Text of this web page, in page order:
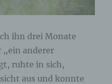
ihn drei Monate
„ein anderer
ruhte in sich,
aus und konnte
einem Blog, der sich
die Verarbeitung
die Möglichkeit,